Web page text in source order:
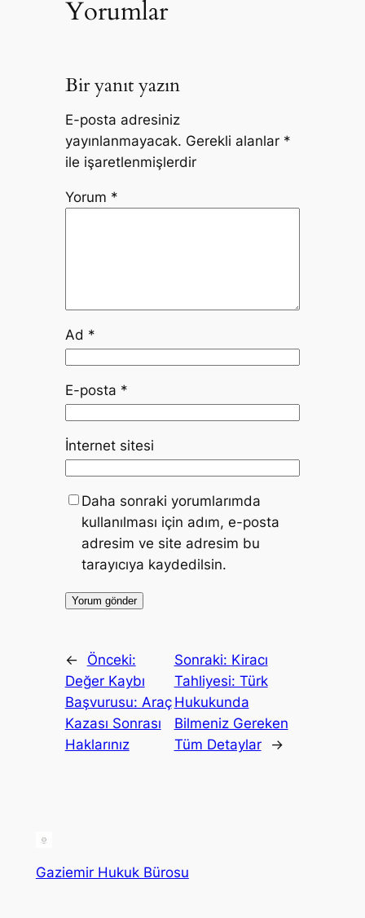
Yorumlar
Bir yanıt yazın
E-posta adresiniz
yayınlanmayacak. Gerekli alanlar *
ile işaretlenmişlerdir
Yorum *
Ad *
E-posta *
İnternet sitesi
Daha sonraki yorumlarımda
kullanılması için adım, e-posta
adresim ve site adresim bu
tarayıcıya kaydedilsin.
←
Önceki:
Değer Kaybı
Başvurusu: Araç
Kazası Sonrası
Haklarınız
Sonraki: Kiracı
Tahliyesi: Türk
Hukukunda
Bilmeniz Gereken
Tüm Detaylar
→
Gaziemir Hukuk Bürosu